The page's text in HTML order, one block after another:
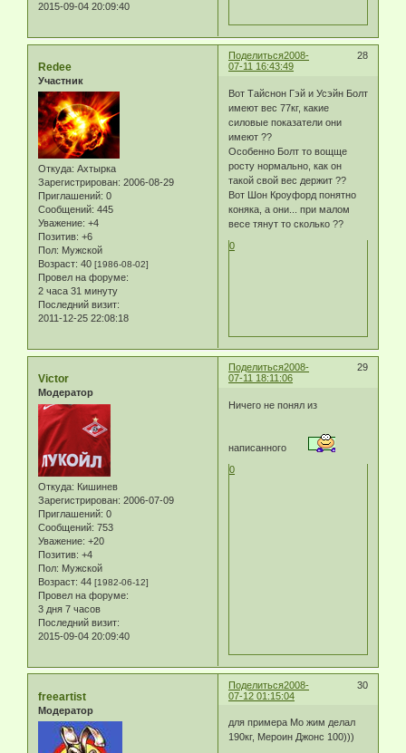
2015-09-04 20:09:40
Поделиться 28
2008-
07-11 16:43:49
Redee
Участник
Откуда: Ахтырка
Зарегистрирован: 2006-08-29
Приглашений: 0
Сообщений: 445
Уважение: +4
Позитив: +6
Пол: Мужской
Возраст: 40 [1986-08-02]
Провел на форуме:
2 часа 31 минуту
Последний визит:
2011-12-25 22:08:18
Вот Тайснон Гэй и Усэйн Болт
имеют вес 77кг, какие
силовые показатели они
имеют ??
Особенно Болт то вощще
росту нормально, как он
такой свой вес держит ??
Вот Шон Кроуфорд понятно
коняка, а они... при малом
весе тянут то сколько ??
0
Поделиться 29
2008-
07-11 18:11:06
Victor
Модератор
Откуда: Кишинев
Зарегистрирован: 2006-07-09
Приглашений: 0
Сообщений: 753
Уважение: +20
Позитив: +4
Пол: Мужской
Возраст: 44 [1982-06-12]
Провел на форуме:
3 дня 7 часов
Последний визит:
2015-09-04 20:09:40
Ничего не понял из
написанного
0
Поделиться 30
2008-
07-12 01:15:04
freeartist
Модератор
для примера Мо жим делал
190кг, Мероин Джонс 100)))